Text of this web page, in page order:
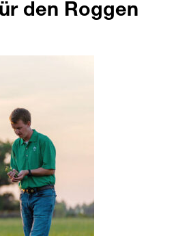
den Roggen